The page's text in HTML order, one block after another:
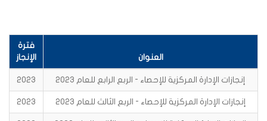
العنوان
فترة
الإنجاز
إنجازات الإدارة المركزية للإحصاء - الربع الرابع للعام 2023 2023
إنجازات الإدارة المركزية للإحصاء - الربع الثالث للعام 2023 2023